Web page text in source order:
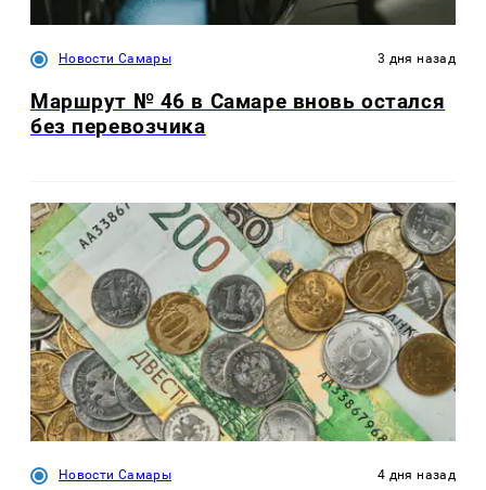
Новости Самары 3 дня назад
Маршрут № 46 в Самаре вновь остался
без перевозчика
Новости Самары 4 дня назад